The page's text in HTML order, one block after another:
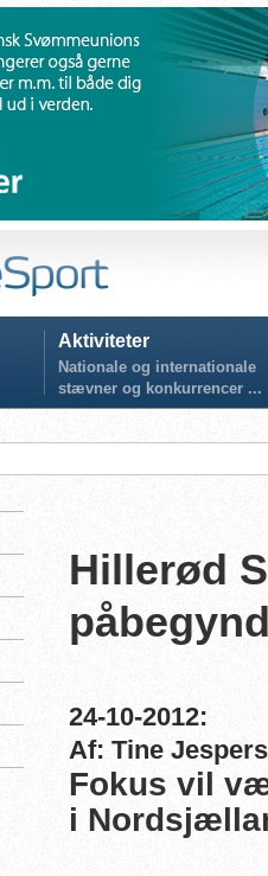
Aktiviteter
Nationale og internationale
stævner og konkurrencer ...
Hillerød
24-10-2012:
Af: Tine
Fokus vil
i